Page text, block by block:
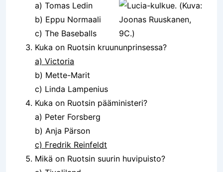
a) Tomas Ledin
b) Eppu Normaali
c) The Baseballs
Kuka on Ruotsin kruununprinsessa?
a) Victoria
b) Mette-Marit
c) Linda Lampenius
Kuka on Ruotsin pääministeri?
a) Peter Forsberg
b) Anja Pärson
c) Fredrik Reinfeldt
Mikä on Ruotsin suurin huvipuisto?